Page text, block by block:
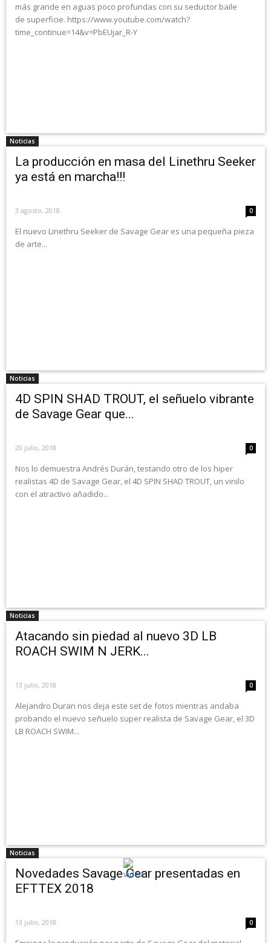
más grande en aguas poco profundas con su seductor baile
de superficie. https://www.youtube.com/watch?
time_continue=14&v=PbEUjar_R-Y
Noticias
La producción en masa del Linethru Seeker
ya está en marcha!!!
3 agosto, 2018 0
El nuevo Linethru Seeker de Savage Gear es una pequeña pieza
de arte...
Noticias
4D SPIN SHAD TROUT, el señuelo vibrante
de Savage Gear que...
20 julio, 2018 0
Nos lo demuestra Andrés Durán, testando otro de los hiper
realistas 4D de Savage Gear, el 4D SPIN SHAD TROUT, un vinilo
con el atractivo añadido...
Noticias
Atacando sin piedad al nuevo 3D LB
ROACH SWIM N JERK...
13 julio, 2018 0
Alejandro Duran nos deja este set de fotos mientras andaba
probando el nuevo señuelo super realista de Savage Gear, el 3D
LB ROACH SWIM...
Noticias
Novedades Savage Gear presentadas en
EFTTEX 2018
13 julio, 2018 0